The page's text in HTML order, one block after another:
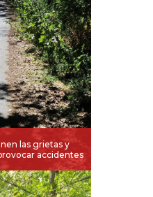
las grietas y
accidentes